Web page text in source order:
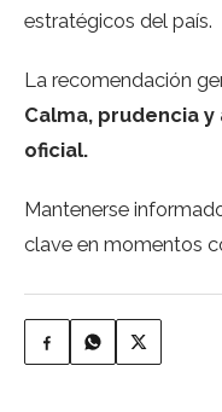
estratégicos del país.
La recomendación
Calma, prudencia
oficial.
Mantenerse
clave en momentos